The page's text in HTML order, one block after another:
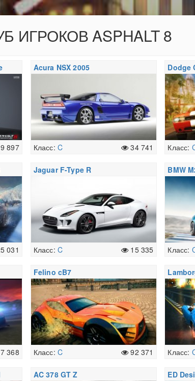
ИГРОКОВ ASPHALT 8
897
Acura NSX 2005
Класс: C 34 741
Dodge
Класс:
031
Jaguar F-Type R
Класс: C 15 335
BMW
Класс:
368
Felino cB7
Класс: C 92 371 Класс:
AC 378 GT Z ED